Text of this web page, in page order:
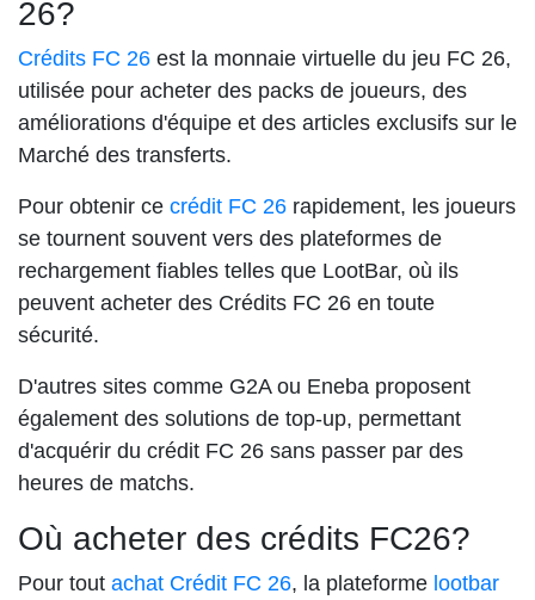
26?
Crédits FC 26 est la monnaie virtuelle du jeu FC 26,
utilisée pour acheter des packs de joueurs, des
améliorations d'équipe et des articles exclusifs sur le
Marché des transferts.
Pour obtenir ce crédit FC 26 rapidement, les joueurs
se tournent souvent vers des plateformes de
rechargement fiables telles que LootBar, où ils
peuvent acheter des Crédits FC 26 en toute
sécurité.
D'autres sites comme G2A ou Eneba proposent
également des solutions de top-up, permettant
d'acquérir du crédit FC 26 sans passer par des
heures de matchs.
Où acheter des crédits FC26?
Pour tout achat Crédit FC 26, la plateforme lootbar